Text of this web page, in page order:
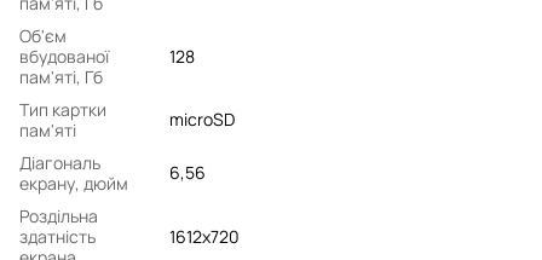
Об'єм
вбудованої
пам'яті, Гб
128
Тип картки
пам'яті
microSD
Діагональ
екрану, дюйм
6,56
Роздільна
здатність
1612x720